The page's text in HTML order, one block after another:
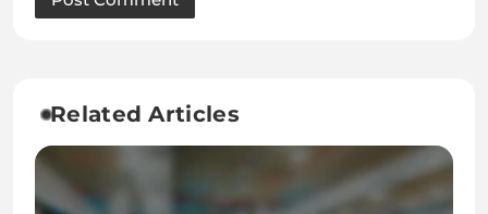
Related Articles